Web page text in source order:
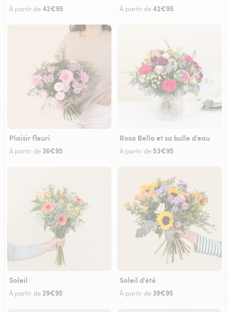
À partir de42€95 À partir de42€95
Plaisir fleuri
À partir de 36€95
Rosa Bella et sa bulle d'eau
À partir de 53€95
Soleil
À partir de29€95
Soleil d'été
À partir de 39€95